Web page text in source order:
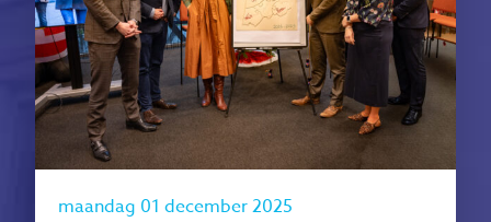
maandag 01 december 2025